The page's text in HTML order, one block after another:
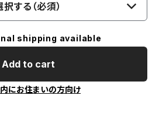
択する（必須）
shipping available
Add to cart
にお住まいの方向け